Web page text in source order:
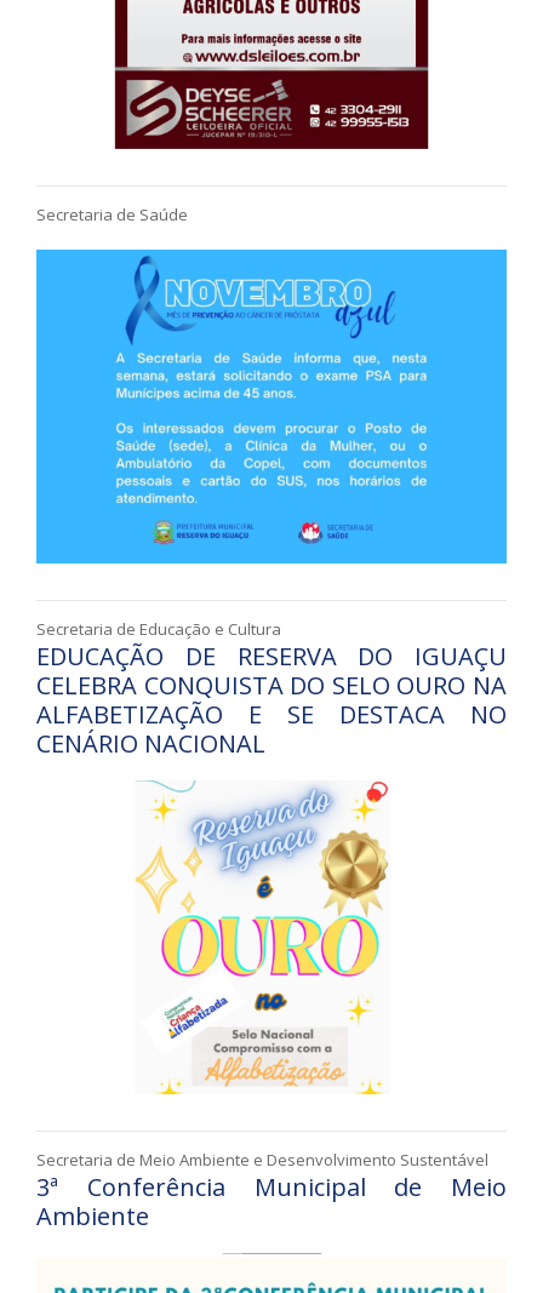
Secretaria de Saúde
Secretaria de Educação e Cultura
EDUCAÇÃO DE RESERVA DO IGUAÇU
CELEBRA CONQUISTA DO SELO OURO NA
ALFABETIZAÇÃO E SE DESTACA NO
CENÁRIO NACIONAL
Secretaria de Meio Ambiente e Desenvolvimento Sustentável
3ª Conferência Municipal de Meio
Ambiente